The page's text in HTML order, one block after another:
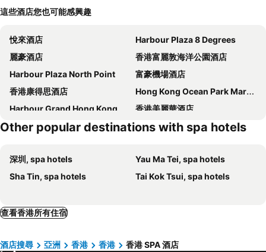
這些酒店您也可能感興趣
悅來酒店
Harbour Plaza 8 Degrees
麗豪酒店
香港富麗敦海洋公園酒店
Harbour Plaza North Point
富豪機場酒店
香港康得思酒店
Hong Kong Ocean Park Marriott Hotel
Harbour Grand Hong Kong
香港美麗華酒店
Hyatt Regency Hong Kong, Sha Tin
港青 -香港基督教青年會
Harbour Plaza Metropolis
The Royal Garden
Hyatt Centric Victoria Harbour Hong Kong
東方汎達酒店
Wharney Hotel
The Peninsula Hong Kong
香港天際萬豪酒店
Other popular destinations with spa hotels
深圳, spa hotels
Yau Ma Tei, spa hotels
Sha Tin, spa hotels
Tai Kok Tsui, spa hotels
查看香港所有住宿
酒店搜尋 亞洲 香港 香港 香港 SPA 酒店